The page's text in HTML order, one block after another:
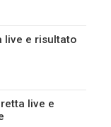
live e risultato
live e